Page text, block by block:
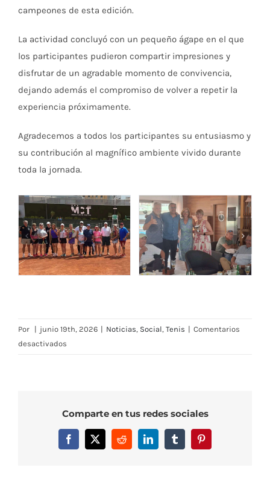
campeones de esta edición.
La actividad concluyó con un pequeño ágape en el que
los participantes pudieron compartir impresiones y
disfrutar de un agradable momento de convivencia,
dejando además el compromiso de volver a repetir la
experiencia próximamente.
Agradecemos a todos los participantes su entusiasmo y
su contribución al magnífico ambiente vivido durante
toda la jornada.
Por | junio 19th, 2026 | Noticias, Social, Tenis | Comentarios
desactivados
Otto,
ganadores
del
Comparte en tus redes sociales
Facebook
X RedditLinkedInTumblrPinterest